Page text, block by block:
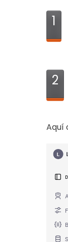
1
2
Aquí